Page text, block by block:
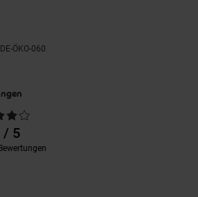
DE-ÖKO-060
/ 5